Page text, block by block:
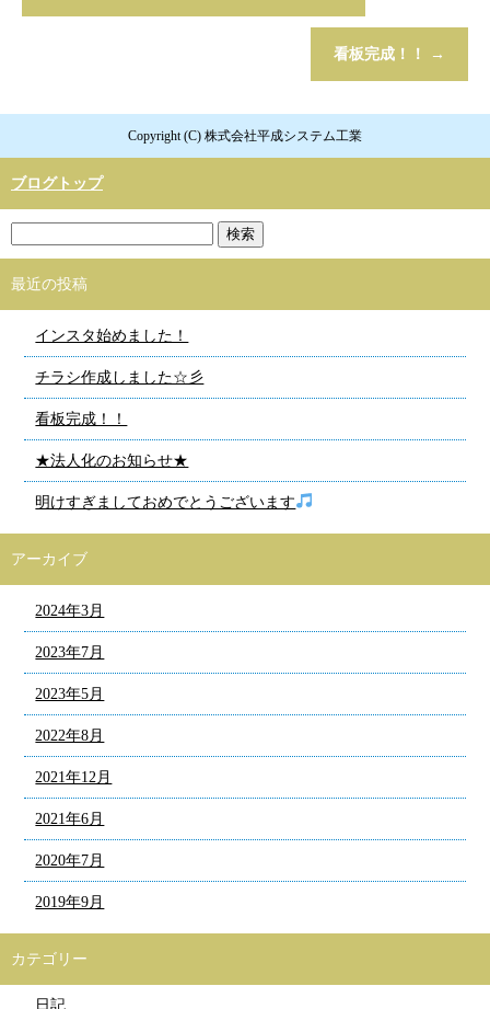
看板完成！！ →
Copyright (C) 株式会社平成システム工業
ブログトップ
最近の投稿
インスタ始めました！
チラシ作成しました☆彡
看板完成！！
★法人化のお知らせ★
明けすぎましておめでとうございます
アーカイブ
2024年3月
2023年7月
2023年5月
2022年8月
2021年12月
2021年6月
2020年7月
2019年9月
カテゴリー
日記